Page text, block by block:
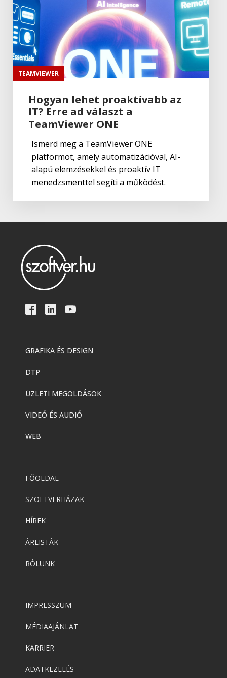
Autodesk
Autodesk Inventor 2023
Autodesk
Autodesk AutoCAD LT 2023
Autodesk
Autodesk Maya 2024
Autodesk
Autodesk 3ds Max 2023
TEAMVIEWER
Hogyan lehet proaktívabb az
IT? Erre ad választ a
TeamViewer ONE
Ismerd meg a TeamViewer ONE
platformot, amely automatizációval, AI-
alapú elemzésekkel és proaktív IT
menedzsmenttel segíti a működést.
GRAFIKA ÉS DESIGN
DTP
ÜZLETI MEGOLDÁSOK
VIDEÓ ÉS AUDIÓ
WEB
FŐOLDAL
SZOFTVERHÁZAK
HÍREK
ÁRLISTÁK
RÓLUNK
IMPRESSZUM
MÉDIAAJÁNLAT
KARRIER
ADATKEZELÉS